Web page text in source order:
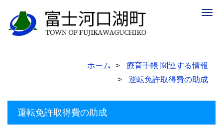
ホーム
療育手帳 関連する情報
運転免許取得費の助成
運転免許取得費の助成